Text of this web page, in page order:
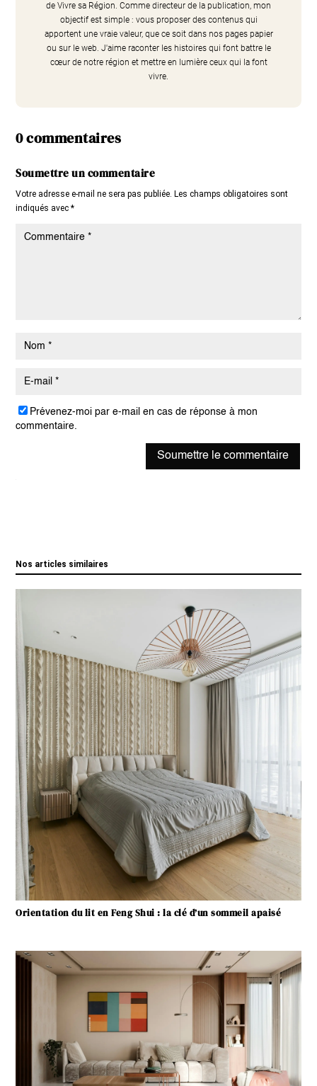
de Vivre sa Région. Comme directeur de la publication, mon
objectif est simple : vous proposer des contenus qui
apportent une vraie valeur, que ce soit dans nos pages papier
ou sur le web. J'aime raconter les histoires qui font battre le
cœur de notre région et mettre en lumière ceux qui la font
vivre.
0 commentaires
Soumettre un commentaire
Votre adresse e-mail ne sera pas publiée. Les champs obligatoires sont
indiqués avec*
Prévenez-moi par e-mail en cas de réponse à mon
commentaire.
Soumettre le commentaire
Nos articles similaires
Orientation du lit en Feng Shui : la clé d’un sommeil apaisé